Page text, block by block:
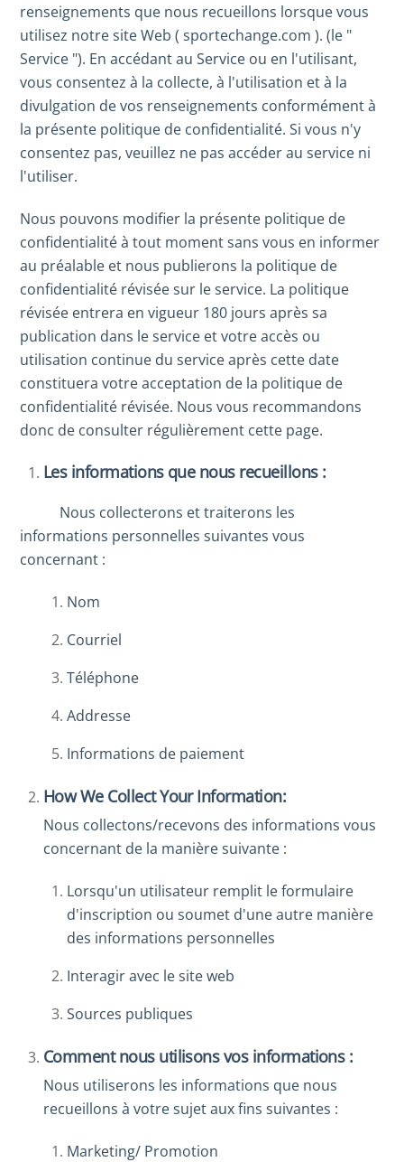
renseignements que nous recueillons lorsque vous
utilisez notre site Web ( sportechange.com ). (le "
Service "). En accédant au Service ou en l'utilisant,
vous consentez à la collecte, à l'utilisation et à la
divulgation de vos renseignements conformément à
la présente politique de confidentialité. Si vous n'y
consentez pas, veuillez ne pas accéder au service ni
l'utiliser.
Nous pouvons modifier la présente politique de
confidentialité à tout moment sans vous en informer
au préalable et nous publierons la politique de
confidentialité révisée sur le service. La politique
révisée entrera en vigueur 180 jours après sa
publication dans le service et votre accès ou
utilisation continue du service après cette date
constituera votre acceptation de la politique de
confidentialité révisée. Nous vous recommandons
donc de consulter régulièrement cette page.
Les informations que nous recueillons :
Nous collecterons et traiterons les
informations personnelles suivantes vous
concernant :
Nom
Courriel
Téléphone
Addresse
Informations de paiement
How We Collect Your Information:
Nous collectons/recevons des informations vous
concernant de la manière suivante :
Lorsqu'un utilisateur remplit le formulaire
d'inscription ou soumet d'une autre manière
des informations personnelles
Interagir avec le site web
Sources publiques
Comment nous utilisons vos informations :
Nous utiliserons les informations que nous
recueillons à votre sujet aux fins suivantes :
Marketing/ Promotion